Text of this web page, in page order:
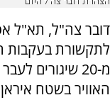
הצהרת דובר צה"ל היום
דובר צה"ל, תא"ל
לתקשורת בעקבות
מ-20 שיגורים
האוויר בשטח